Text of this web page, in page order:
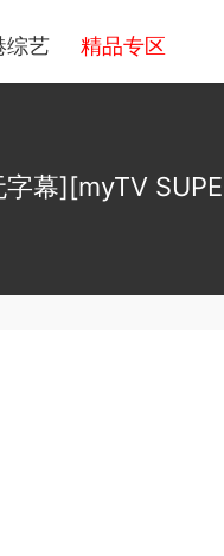
综艺 精品专区
幕][myTV